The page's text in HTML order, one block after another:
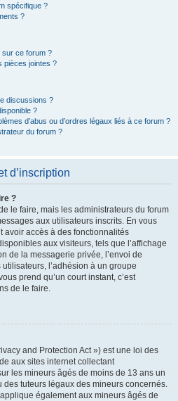
spécifique ?
?
sur ce forum ?
pièces jointes ?
discussions ?
?
d’abus ou d’ordres légaux liés à ce forum ?
du forum ?
d’inscription
?
le faire, mais les administrateurs du forum
aux utilisateurs inscrits. En vous
avoir accès à des fonctionnalités
aux visiteurs, tels que l’affichage
de la messagerie privée, l’envoi de
l’adhésion à un groupe
prend qu’un court instant, c’est
de le faire.
and Protection Act ») est une loi des
aux sites internet collectant
les mineurs âgés de moins de 13 ans un
tuteurs légaux des mineurs concernés.
également aux mineurs âgés de